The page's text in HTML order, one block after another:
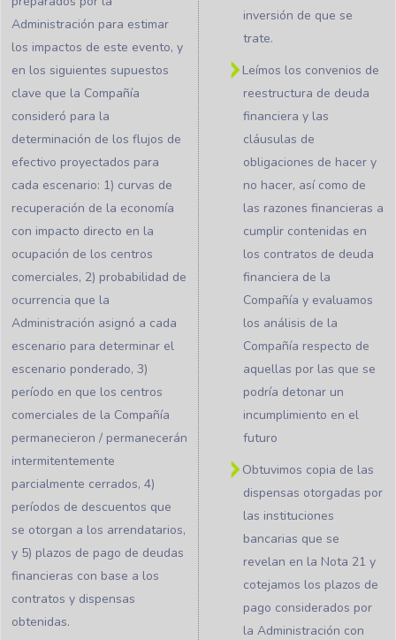
Administración para estimar
los impactos de este evento, y
en los siguientes supuestos
clave que la Compañía
consideró para la
determinación de los flujos de
efectivo proyectados para
cada escenario: 1) curvas de
recuperación de la economía
con impacto directo en la
ocupación de los centros
comerciales, 2) probabilidad de
ocurrencia que la
Administración asignó a cada
escenario para determinar el
escenario ponderado, 3)
período en que los centros
comerciales de la Compañía
permanecieron / permanecerán
intermitentemente
parcialmente cerrados, 4)
períodos de descuentos que
se otorgan a los arrendatarios,
y 5) plazos de pago de deudas
financieras con base a los
contratos y dispensas
obtenidas.
inversión de que se
trate.
Leímos los convenios de
reestructura de deuda
financiera y las
cláusulas de
obligaciones de hacer y
no hacer, así como de
las razones financieras a
cumplir contenidas en
los contratos de deuda
financiera de la
Compañía y evaluamos
los análisis de la
Compañía respecto de
aquellas por las que se
podría detonar un
incumplimiento en el
futuro
Obtuvimos copia de las
dispensas otorgadas por
las instituciones
bancarias que se
revelan en la Nota 21 y
cotejamos los plazos de
pago considerados por
la Administración con